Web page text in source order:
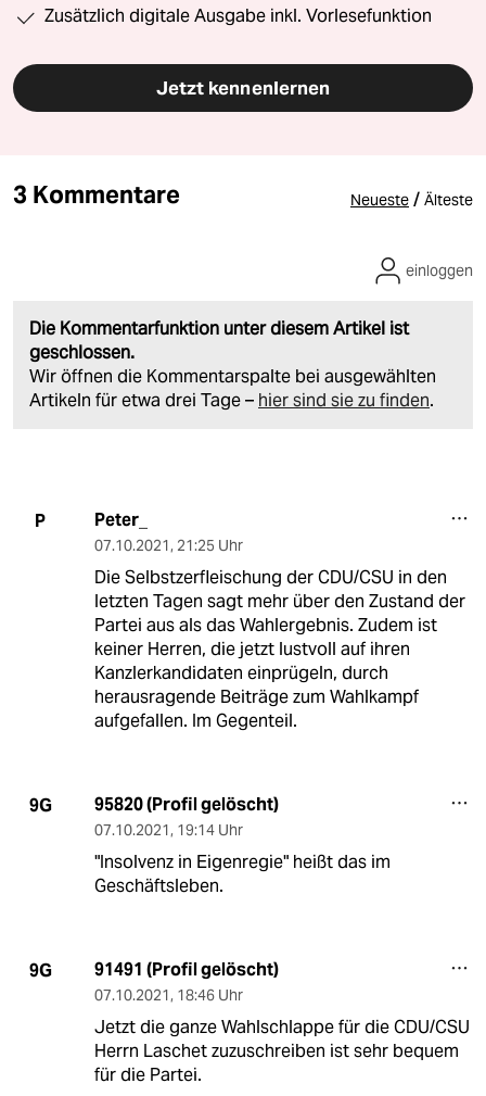
Zusätzlich digitale Ausgabe inkl. Vorlesefunktion
Jetzt kennenlernen
3 Kommentare Neueste / Älteste
Die Kommentarfunktion unter diesem Artikel ist
geschlossen.
Wir öffnen die Kommentarspalte bei ausgewählten
Artikeln für etwa drei Tage – hier sind sie zu finden.
einloggen
P Peter_
07.10.2021, 21:25 Uhr
Die Selbstzerfleischung der CDU/CSU in den
letzten Tagen sagt mehr über den Zustand der
Partei aus als das Wahlergebnis. Zudem ist
keiner Herren, die jetzt lustvoll auf ihren
Kanzlerkandidaten einprügeln, durch
herausragende Beiträge zum Wahlkampf
aufgefallen. Im Gegenteil.
9G 95820 (Profil gelöscht)
07.10.2021, 19:14 Uhr
"Insolvenz in Eigenregie" heißt das im
Geschäftsleben.
9G 91491 (Profil gelöscht)
07.10.2021, 18:46 Uhr
Jetzt die ganze Wahlschlappe für die CDU/CSU
Herrn Laschet zuzuschreiben ist sehr bequem
für die Partei.